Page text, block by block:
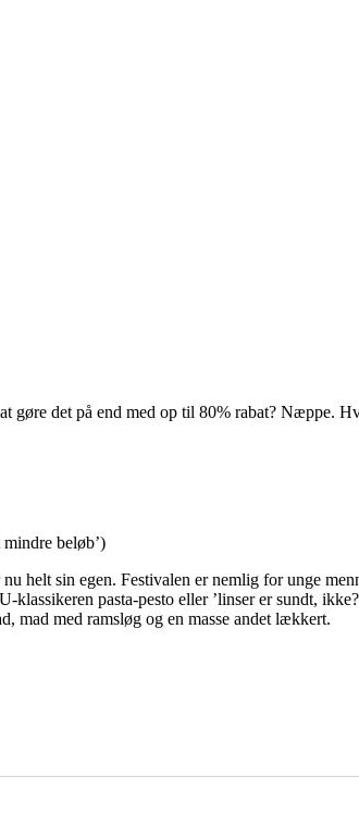
gøre det på end med op til 80% rabat? Næppe.
beløb’)
helt sin egen. Festivalen er nemlig for unge
pasta-pesto eller ’linser er sundt,
mad med ramsløg og en masse andet lækkert.